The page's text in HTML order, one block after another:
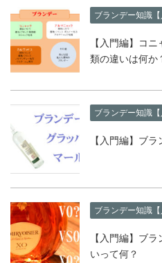
ブランデー知識【
【入門編】コ
類の違いは何か
ブランデー知識【
【入門編】ブ
ブランデー知識【
【入門編】ブ
いって何？